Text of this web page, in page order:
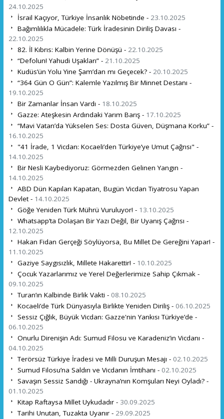
24.10.2025
İsrail Kaçıyor, Türkiye İnsanlık Nöbetinde - 23.10.2025
Bağımlılıkla Mücadele: Türk İradesinin Diriliş Davası -
22.10.2025
82. İl Kıbrıs: Kalbin Yerine Dönüşü - 22.10.2025
“Defolun! Yahudi Uşakları” - 21.10.2025
Kudüs’ün Yolu Yine Şam’dan mı Geçecek? - 20.10.2025
“364 Gün O Gün”: Kalemle Yazılmış Bir Minnet Destanı -
19.10.2025
Bir Zamanlar İnsan Vardı - 18.10.2025
Gazze: Ateşkesin Ardındaki Yarım Barış - 17.10.2025
“Mavi Vatan’da Yükselen Ses: Dosta Güven, Düşmana Korku” -
16.10.2025
"41 İrade, 1 Vicdan: Kocaeli’den Türkiye’ye Umut Çağrısı" -
14.10.2025
Bir Nesli Kaybediyoruz: Görmezden Gelinen Yangın -
14.10.2025
ABD Dün Kapıları Kapatan, Bugün Vicdan Tiyatrosu Yapan
Devlet - 14.10.2025
Göğe Yeniden Türk Mührü Vuruluyor! - 13.10.2025
Whatsapp’ta Dolaşan Bir Yazı Değil, Bir Uyanış Çağrısı -
12.10.2025
Hakan Fidan Gerçeği Söylüyorsa, Bu Millet De Gereğini Yapar! -
11.10.2025
Gaziye Saygısızlık, Millete Hakarettir! - 10.10.2025
Çocuk Yazarlarımız ve Yerel Değerlerimize Sahip Çıkmak -
09.10.2025
Turan’ın Kalbinde Birlik Vakti - 08.10.2025
Kocaeli’de Türk Dünyasıyla Birlikte Yeniden Diriliş - 06.10.2025
Sessiz Çığlık, Büyük Vicdan: Gazze'nin Yankısı Türkiye’de -
06.10.2025
Onurlu Direnişin Adı: Sumud Filosu ve Karadeniz’in Vicdanı -
04.10.2025
Terörsüz Türkiye İradesi ve Milli Duruşun Mesajı - 02.10.2025
Sumud Filosu’na Saldırı ve Vicdanın İmtihanı - 02.10.2025
Savaşın Sessiz Sandığı - Ukrayna’nın Komşuları Neyi Oyladı? -
01.10.2025
Kitap Raftaysa Millet Uykudadır - 30.09.2025
Tarihi Unutan, Tuzakta Uyanır - 29.09.2025